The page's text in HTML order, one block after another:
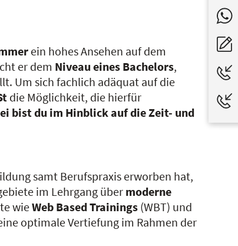
ein hohes Ansehen auf dem
er dem Niveau eines Bachelors,
Um sich fachlich adäquat auf die
die Möglichkeit, die hierfür
bist du im Hinblick auf die Zeit- und
samt Berufspraxis erworben hat,
im Lehrgang über moderne
wieWeb Based Trainings (WBT) und
optimale Vertiefung im Rahmen der